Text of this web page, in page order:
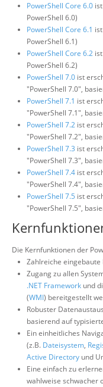
PowerShell Core 6.0
PowerShell 6.0)
PowerShell Core 6.1
PowerShell 6.1)
PowerShell Core 6.2
PowerShell 6.2)
PowerShell 7.0 ist
"PowerShell 7.0",
PowerShell 7.1 ist
"PowerShell 7.1",
PowerShell 7.2 ist
"PowerShell 7.2",
PowerShell 7.3 ist
"PowerShell 7.3",
PowerShell 7.4 ist
"PowerShell 7.4",
PowerShell 7.5 ist
"PowerShell 7.5",
Die Kernfunktionen der
Zahlreiche eingebaute
Zugang zu allen
.NET Framework und
(WMI) bereitgestellt
Robuster
basierend auf
Ein einheitliches
(z.B. Dateisystem,
Active Directory und
Eine einfach zu
wahlweise schwacher